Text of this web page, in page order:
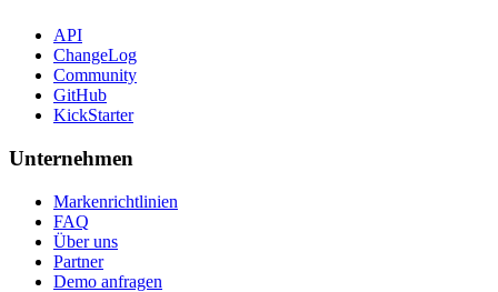
API
ChangeLog
Community
GitHub
KickStarter
Unternehmen
Markenrichtlinien
FAQ
Über uns
Partner
Demo anfragen